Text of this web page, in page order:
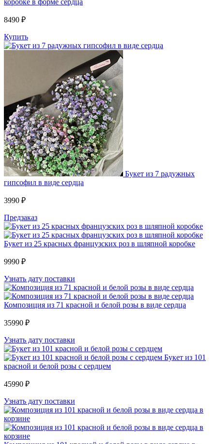
8490 ₽
Купить
Букет из 7 радужных
гипсофил в виде сердца
3990 ₽
Предзаказ
Букет из 25 красных французских роз в шляпной коробке
9990 ₽
Узнать дату поставки
Композиция из 71 красной и белой розы в виде сердца
35990 ₽
Узнать дату поставки
Букет из 101
красной и белой розы с сердцем
45990 ₽
Узнать дату поставки